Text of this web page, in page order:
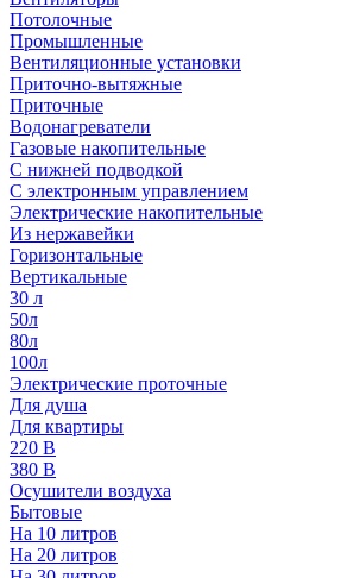
Потолочные
Промышленные
Вентиляционные установки
Приточно-вытяжные
Приточные
Водонагреватели
Газовые накопительные
С нижней подводкой
С электронным управлением
Электрические накопительные
Из нержавейки
Горизонтальные
Вертикальные
30 л
50л
80л
100л
Электрические проточные
Для душа
Для квартиры
220 В
380 В
Осушители воздуха
Бытовые
На 10 литров
На 20 литров